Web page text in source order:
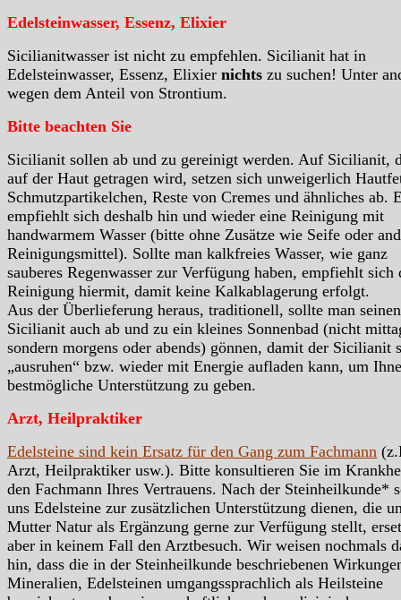
Edelsteinwasser, Essenz, Elixier
Sicilianitwasser ist nicht zu empfehlen. Sicilianit hat in
Edelsteinwasser, Essenz, Elixier nichts zu suchen! Unter
wegen dem Anteil von Strontium.
Bitte beachten Sie
Sicilianit sollen ab und zu gereinigt werden. Auf Sicilianit,
auf der Haut getragen wird, setzen sich unweigerlich
Schmutzpartikelchen, Reste von Cremes und ähnliches ab.
empfiehlt sich deshalb hin und wieder eine Reinigung mit
handwarmem Wasser (bitte ohne Zusätze wie Seife oder
Reinigungsmittel). Sollte man kalkfreies Wasser, wie ganz
sauberes Regenwasser zur Verfügung haben, empfiehlt sich
Reinigung hiermit, damit keine Kalkablagerung erfolgt.
Aus der Überlieferung heraus, traditionell, sollte man seinen
Sicilianit auch ab und zu ein kleines Sonnenbad (nicht
sondern morgens oder abends) gönnen, damit der Sicilianit
„ausruhen“ bzw. wieder mit Energie aufladen kann, um
bestmögliche Unterstützung zu geben.
Arzt, Heilpraktiker
Edelsteine sind kein Ersatz für den Gang zum Fachmann
Arzt, Heilpraktiker usw.). Bitte konsultieren Sie im
den Fachmann Ihres Vertrauens. Nach der Steinheilkunde*
uns Edelsteine zur zusätzlichen Unterstützung dienen, die
Mutter Natur als Ergänzung gerne zur Verfügung stellt,
aber in keinem Fall den Arztbesuch. Wir weisen nochmals
hin, dass die in der Steinheilkunde beschriebenen
Mineralien, Edelsteinen umgangssprachlich als Heilsteine